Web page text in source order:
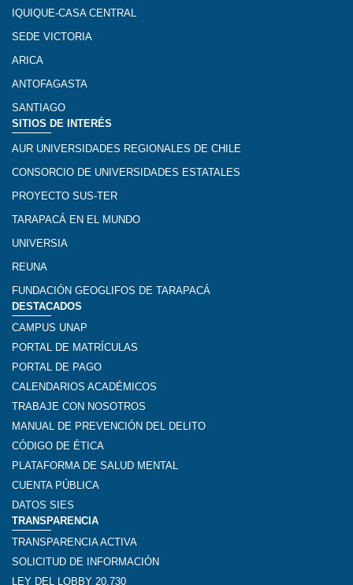
IQUIQUE-CASA CENTRAL
SEDE VICTORIA
ARICA
ANTOFAGASTA
SANTIAGO
SITIOS DE INTERÉS
AUR UNIVERSIDADES REGIONALES DE CHILE
CONSORCIO DE UNIVERSIDADES ESTATALES
PROYECTO SUS-TER
TARAPACÁ EN EL MUNDO
UNIVERSIA
REUNA
FUNDACIÓN GEOGLIFOS DE TARAPACÁ
DESTACADOS
CAMPUS UNAP
PORTAL DE MATRÍCULAS
PORTAL DE PAGO
CALENDARIOS ACADÉMICOS
TRABAJE CON NOSOTROS
MANUAL DE PREVENCIÓN DEL DELITO
CÓDIGO DE ÉTICA
PLATAFORMA DE SALUD MENTAL
CUENTA PÚBLICA
DATOS SIES
TRANSPARENCIA
TRANSPARENCIA ACTIVA
SOLICITUD DE INFORMACIÓN
LEY DEL LOBBY 20.730